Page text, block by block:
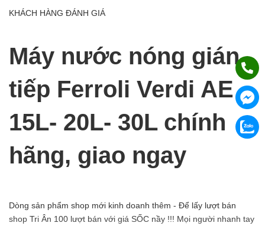
KHÁCH HÀNG ĐÁNH GIÁ
Máy nước nóng gián
tiếp Ferroli Verdi AE
15L- 20L- 30L chính
hãng, giao ngay
Dòng sản phẩm shop mới kinh doanh thêm - Để lấy lượt bán
shop Tri Ân 100 lượt bán với giá SỐC nầy !!! Mọi người nhanh tay